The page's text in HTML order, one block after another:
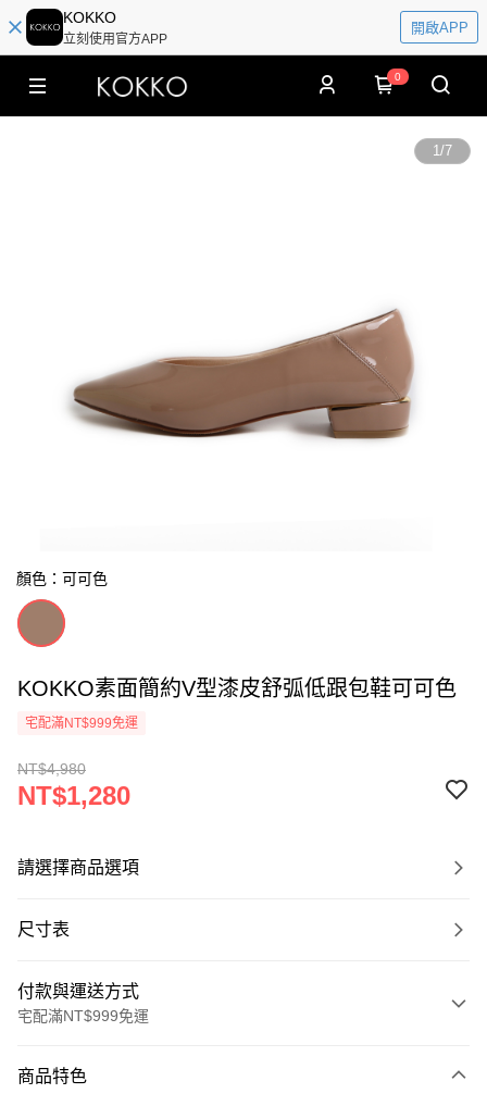
KOKKO
立刻使用官方APP
開啟APP
0
1/7
顏色：可可色
KOKKO素面簡約V型漆皮舒弧低跟包鞋可可色
宅配滿NT$999免運
NT$4,980
NT$1,280
請選擇商品選項
尺寸表
付款與運送方式
宅配滿NT$999免運
信用卡一次付款
商品特色